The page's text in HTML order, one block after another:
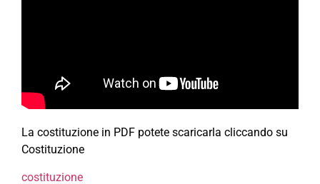
La costituzione in PDF potete scaricarla cliccando su
Costituzione
costituzione